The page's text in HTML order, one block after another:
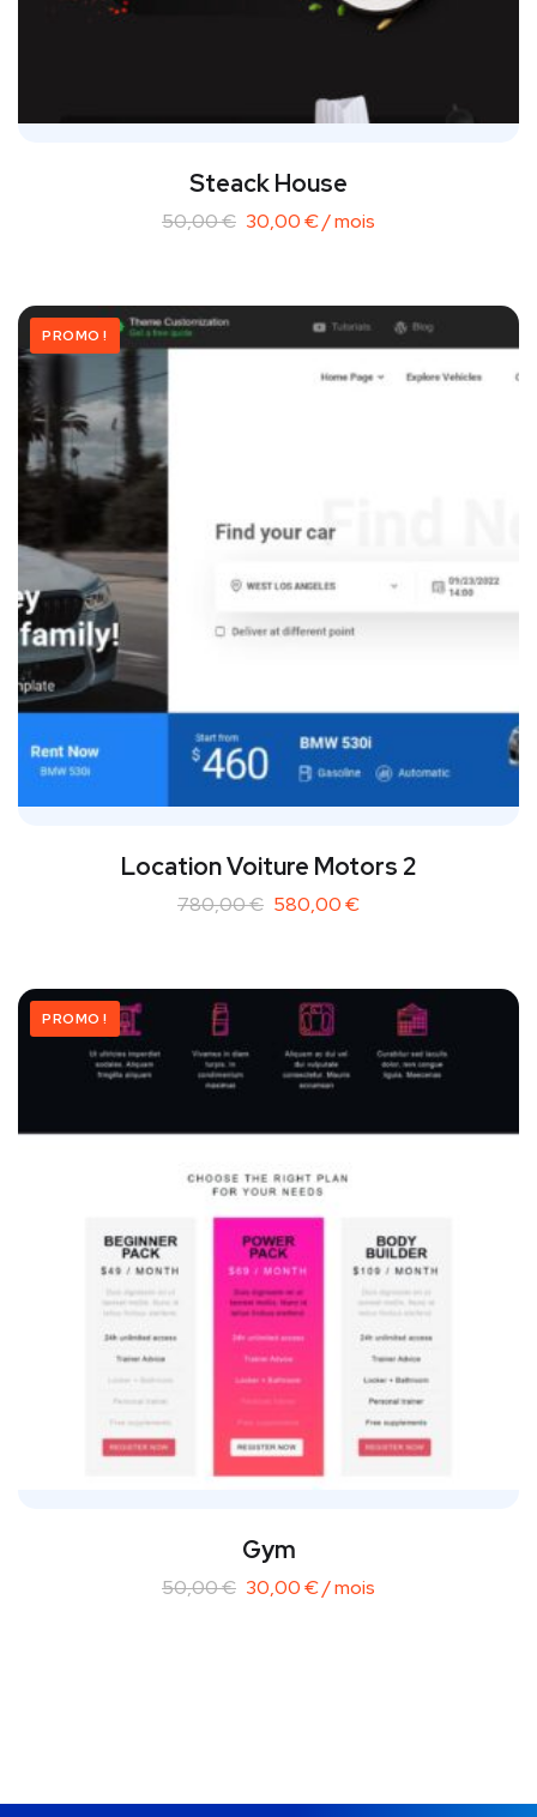
Steack House
50,00€ 30,00€/ mois
PROMO !
Location Voiture Motors 2
780,00€ 580,00€
PROMO !
Gym
50,00€ 30,00€/ mois